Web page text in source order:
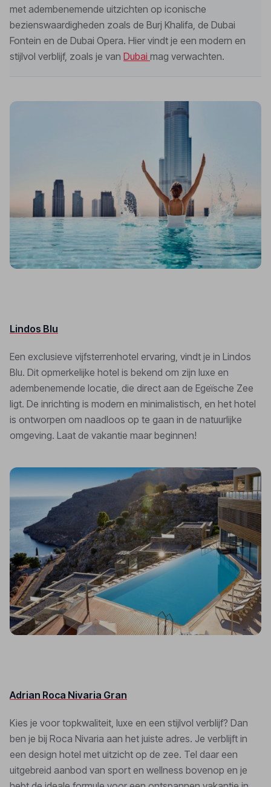
met adembenemende uitzichten op iconische
bezienswaardigheden zoals de Burj Khalifa, de Dubai
Fontein en de Dubai Opera. Hier vindt je een modern en
stijlvol verblijf, zoals je van Dubai mag verwachten.
Lindos Blu
Een exclusieve vijfsterrenhotel ervaring, vindt je in Lindos
Blu. Dit opmerkelijke hotel is bekend om zijn luxe en
adembenemende locatie, die direct aan de Egeïsche Zee
ligt. De inrichting is modern en minimalistisch, en het hotel
is ontworpen om naadloos op te gaan in de natuurlijke
omgeving. Laat de vakantie maar beginnen!
Adrian Roca Nivaria Gran
Kies je voor topkwaliteit, luxe en een stijlvol verblijf? Dan
ben je bij Roca Nivaria aan het juiste adres. Je verblijft in
een design hotel met uitzicht op de zee. Tel daar een
uitgebreid aanbod van sport en wellness bovenop en je